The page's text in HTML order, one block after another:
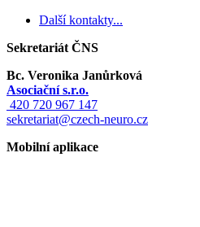
Další kontakty...
Sekretariát ČNS
Bc. Veronika Janůrková
Asociační s.r.o.
420 720 967 147
sekretariat@czech-neuro.cz
Mobilní aplikace